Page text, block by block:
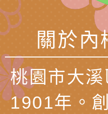
施計畫
議題論
託播影
有關教
團學前
理「普
知能工
有關國
「115
題交流
轉知教
業發展
學）辦
檢送桃
字稿及
檢送桃
關於
桃園市大
1901年。